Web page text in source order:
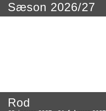
Sæson 2026/27
Rod